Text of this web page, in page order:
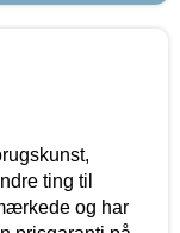
ting til
og har